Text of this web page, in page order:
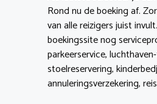
Rond nu de boeking af.
van alle reizigers juist
boekingssite nog
parkeerservice,
stoelreservering,
annuleringsverzekering,